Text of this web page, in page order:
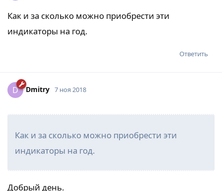
Как и за сколько можно приобрести эти
индикаторы на год.
Ответить
D Dmitry 7 ноя 2018
Как и за сколько можно приобрести эти
индикаторы на год.
Добрый день.